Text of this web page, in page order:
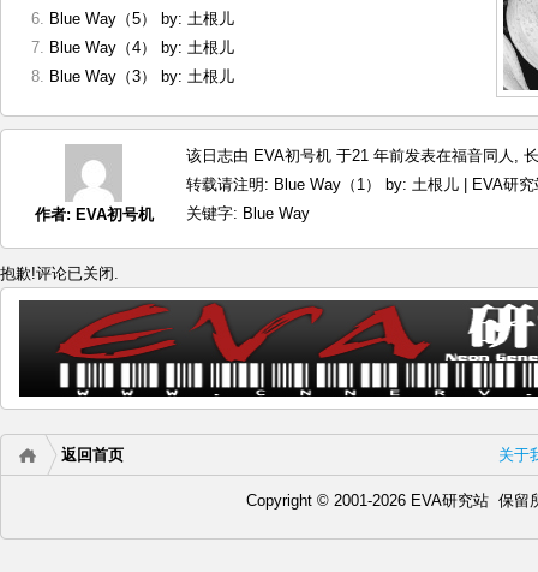
Blue Way（5） by: 土根儿
Blue Way（4） by: 土根儿
Blue Way（3） by: 土根儿
作者: EVA初号机
该日志由 EVA初号机 于21 年前发表在福音同人 ,
转载请注明: Blue Way（1） by: 土根儿 | EVA研究
关键字: Blue Way
抱歉!评论已关闭.
关于
返回首页
Copyright © 2001-2026 EVA研究站 保